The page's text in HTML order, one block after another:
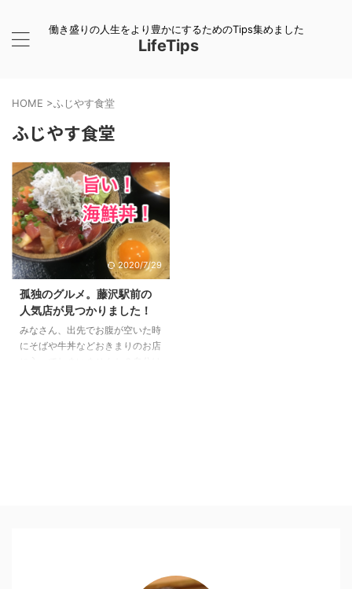
働き盛りの人生をより豊かにするためのTips集めました
LifeTips
HOME >ふじやす食堂
ふじやす食堂
2020/7/29
孤独のグルメ。藤沢駅前の
人気店が見つかりました！
みなさん、出先でお腹が空いた時
にそばや牛丼などおきまりのお店
が飛び込んできます。 今日は ...